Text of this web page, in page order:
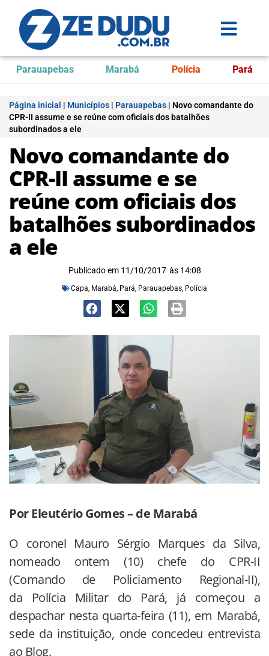
Parauapebas Marabá Polícia Pará
Página inicial | Municípios | Parauapebas | Novo comandante do
CPR-II assume e se reúne com oficiais dos batalhões
subordinados a ele
Novo comandante do
CPR-II assume e se
reúne com oficiais dos
batalhões subordinados
a ele
Publicado em 11/10/2017 às 14:08
Capa, Marabá, Pará, Parauapebas, Polícia
Por Eleutério Gomes – de Marabá
O coronel Mauro Sérgio Marques da Silva,
nomeado ontem (10) chefe do CPR-II
(Comando de Policiamento Regional-II),
da Polícia Militar do Pará, já começou a
despachar nesta quarta-feira (11), em Marabá,
sede da instituição, onde concedeu entrevista
ao Blog.